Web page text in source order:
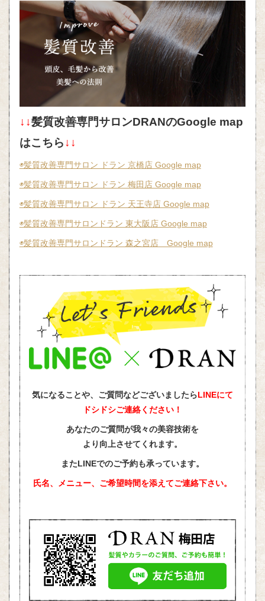
↓↓髪質改善専門サロンDRANのGoogle map
はこちら↓↓
◉髪質改善専門サロン ドラン 京橋店 Google map
◉髪質改善専門サロン ドラン 梅田店 Google map
◉髪質改善専門サロン ドラン 天王寺店 Google map
◉髪質改善専門サロンドラン 東大阪店 Google map
◉髪質改善専門サロンドラン 森之宮店 Google map
気になることや、ご質問などございましたらLINEにて
ドシドシご連絡ください！
あなたのご質問が我々の美容技術を
より向上させてくれます。
またLINEでのご予約も承っています。
氏名、メニュー、ご希望時間を添えてご連絡下さい。